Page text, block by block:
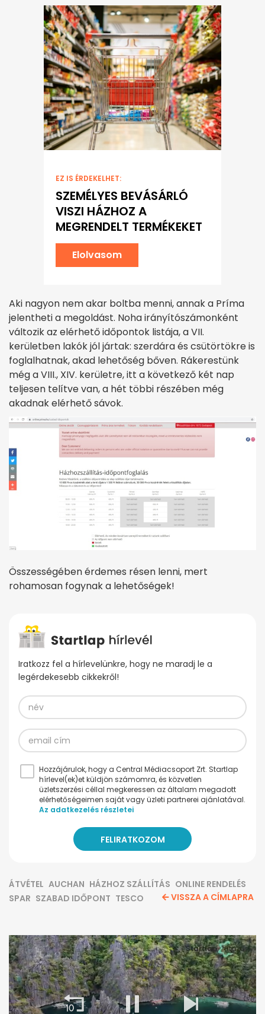
EZ IS ÉRDEKELHET:
SZEMÉLYES BEVÁSÁRLÓ
VISZI HÁZHOZ A
MEGRENDELT TERMÉKEKET
Elolvasom
Aki nagyon nem akar boltba menni, annak a Príma
jelentheti a megoldást. Noha irányítószámonként
változik az elérhető időpontok listája, a VII.
kerületben lakók jól jártak: szerdára és csütörtökre is
foglalhatnak, akad lehetőség bőven. Rákerestünk
még a VIII., XIV. kerületre, itt a következő két nap
teljesen telítve van, a hét többi részében még
akadnak elérhető sávok.
Összességében érdemes résen lenni, mert
rohamosan fogynak a lehetőségek!
Iratkozz fel a hírlevelünkre, hogy ne maradj le a
legérdekesebb cikkekről!
Hozzájárulok, hogy a Central Médiacsoport Zrt. Startlap
hírlevel(ek)et küldjön számomra, és közvetlen
üzletszerzési céllal megkeressen az általam megadott
elérhetőségeimen saját vagy üzleti partnerei ajánlatával.
Az adatkezelés részletei
ÁTVÉTEL AUCHAN HÁZHOZ SZÁLLÍTÁS ONLINE RENDELÉS
SPAR SZABAD IDŐPONT TESCO VISSZA A CÍMLAPRA